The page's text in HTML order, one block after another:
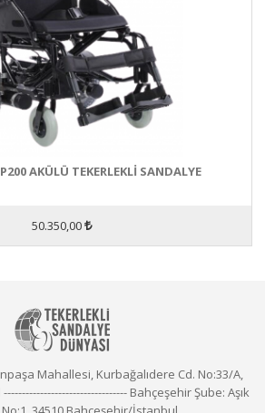
AKÜLÜ TEKERLEKLİ SANDALYE
50.350,00
Mahallesi, Kurbağalıdere Cd. No:33/A,
Bahçeşehir Şube: Aşık